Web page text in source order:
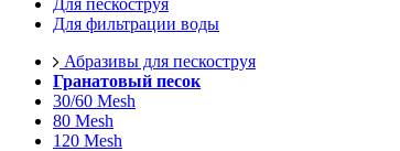
Для пескоструя
Для фильтрации воды
Абразивы для пескоструя
Гранатовый песок
30/60 Mesh
80 Mesh
120 Mesh